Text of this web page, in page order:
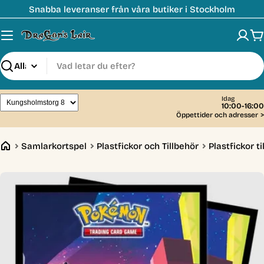
till
innehåll
Snabba leveranser från våra butiker i Stockholm
Sök
Idag
10:00-16:00
Öppettider och adresser >
Samlarkortspel Plastfickor och Tillbehör Plastfickor